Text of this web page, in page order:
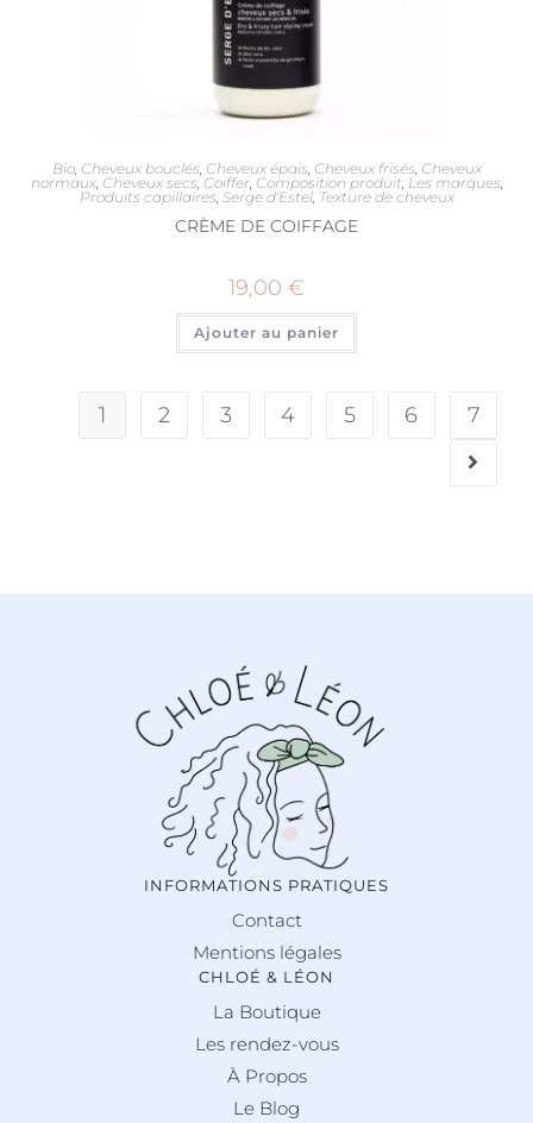
Bio, Cheveux bouclés Cheveux épais Cheveux frisés Cheveux
normaux, Cheveux secs , Coiffer, Composition produit Les marques
Produits capillaires Serge d'Estel, Texture de cheveux
CRÈME DE COIFFAGE
19,00 €
Ajouter au panier
1 2 3 4 5 6 7
INFORMATIONS PRATIQUES
Contact
Mentions légales
CHLOÉ & LÉON
La Boutique
Les rendez-vous
À Propos
Le Blog